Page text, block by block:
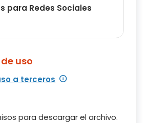
para Redes Sociales
uso
a terceros
para descargar el archivo.